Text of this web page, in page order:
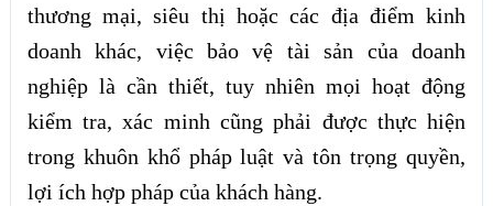
thương mại, siêu thị hoặc các địa điểm kinh
doanh khác, việc bảo vệ tài sản của doanh
nghiệp là cần thiết, tuy nhiên mọi hoạt động
kiểm tra, xác minh cũng phải được thực hiện
trong khuôn khổ pháp luật và tôn trọng quyền,
lợi ích hợp pháp của khách hàng.